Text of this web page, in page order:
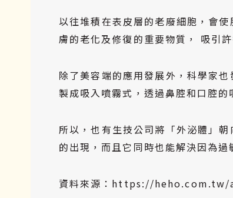
以往堆積在表皮層的老廢細胞，會
膚的老化及修復的重要物質， 吸引
除了美容端的應用發展外，科學家
製成吸入噴霧式，透過鼻腔和口腔
所以，也有生技公司將「外泌體」
的出現，而且它同時也能解決因為
資料來源：https://